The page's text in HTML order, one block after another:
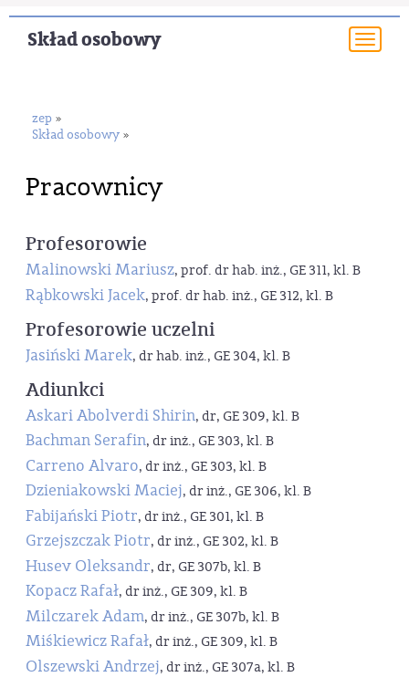
Skład osobowy
zep »
Skład osobowy »
Pracownicy
Profesorowie
Malinowski Mariusz, prof. dr hab. inż., GE 311, kl. B
Rąbkowski Jacek, prof. dr hab. inż., GE 312, kl. B
Profesorowie uczelni
Jasiński Marek, dr hab. inż., GE 304, kl. B
Adiunkci
Askari Abolverdi Shirin, dr, GE 309, kl. B
Bachman Serafin, dr inż., GE 303, kl. B
Carreno Alvaro, dr inż., GE 303, kl. B
Dzieniakowski Maciej, dr inż., GE 306, kl. B
Fabijański Piotr, dr inż., GE 301, kl. B
Grzejszczak Piotr, dr inż., GE 302, kl. B
Husev Oleksandr, dr, GE 307b, kl. B
Kopacz Rafał, dr inż., GE 309, kl. B
Milczarek Adam, dr inż., GE 307b, kl. B
Miśkiewicz Rafał, dr inż., GE 309, kl. B
Olszewski Andrzej, dr inż., GE 307a, kl. B